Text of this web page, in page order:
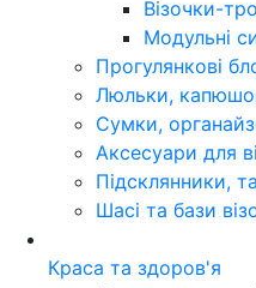
Візочки-
Модульні
Прогулянкові
Люльки,
Сумки,
Аксесуари для
Підсклянники,
Шасі та бази
Краса та здоров'я